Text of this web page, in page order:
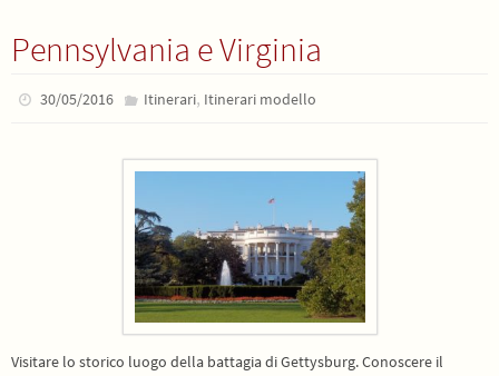
Pennsylvania e Virginia
30/05/2016 Itinerari, Itinerari modello
Visitare lo storico luogo della battagia di Gettysburg. Conoscere il